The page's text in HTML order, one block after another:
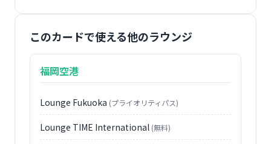
このカードで使える他のラウンジ
福岡空港
Lounge Fukuoka (プライオリティパス)
Lounge TIME International (無料)